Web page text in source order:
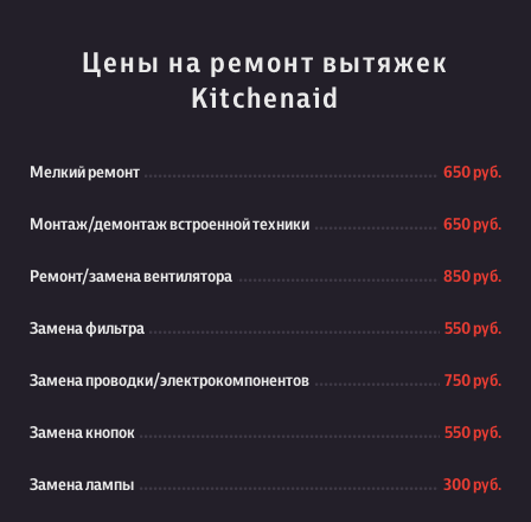
Цены на ремонт вытяжек
Kitchenaid
Мелкий ремонт 650 руб.
Монтаж/демонтаж встроенной техники 650 руб.
Ремонт/замена вентилятора 850 руб.
Замена фильтра 550 руб.
Замена проводки/электрокомпонентов 750 руб.
Замена кнопок 550 руб.
Замена лампы 300 руб.